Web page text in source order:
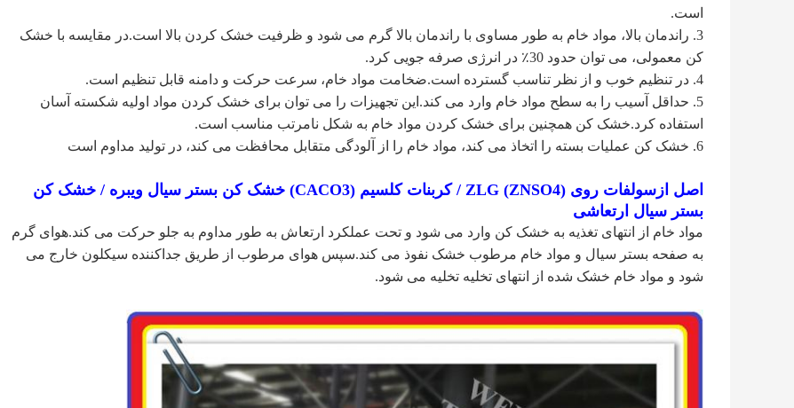
است.
3. راندمان بالا، مواد خام به طور مساوی با راندمان بالا گرم می شود و ظرفیت خشک کردن بالا است.در مقایسه با خشک
کن معمولی، می توان حدود 30٪ در انرژی صرفه جویی کرد.
4. در تنظیم خوب و از نظر تناسب گسترده است.ضخامت مواد خام، سرعت حرکت و دامنه قابل تنظیم است.
5. حداقل آسیب را به سطح مواد خام وارد می کند.این تجهیزات را می توان برای خشک کردن مواد اولیه شکسته آسان
استفاده کرد.خشک کن همچنین برای خشک کردن مواد خام به شکل نامرتب مناسب است.
6. خشک کن عملیات بسته را اتخاذ می کند، مواد خام را از آلودگی متقابل محافظت می کند، در تولید مداوم است
اصل از
سولفات روی ZLG (ZNSO4) / کربنات کلسیم (CACO3) خشک کن بستر سیال ویبره / خشک کن
بستر سیال ارتعاشی
مواد خام از انتهای تغذیه به خشک کن وارد می شود و تحت عملکرد ارتعاش به طور مداوم به جلو حرکت می کند.هوای گرم
به صفحه بستر سیال و مواد خام مرطوب خشک نفوذ می کند.سپس هوای مرطوب از طریق جداکننده سیکلون خارج می
شود و مواد خام خشک شده از انتهای تخلیه تخلیه می شود.